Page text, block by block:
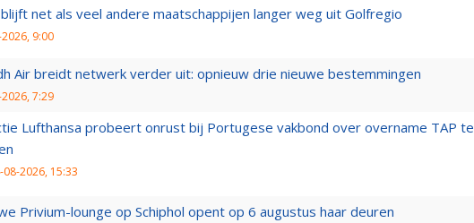
net als veel andere maatschappijen langer weg uit Golfregio
9:00
Air breidt netwerk verder uit: opnieuw drie nieuwe bestemmingen
7:29
Lufthansa probeert onrust bij Portugese vakbond over overname TAP te
08-2026, 15:33
Privium-lounge op Schiphol opent op 6 augustus haar deuren